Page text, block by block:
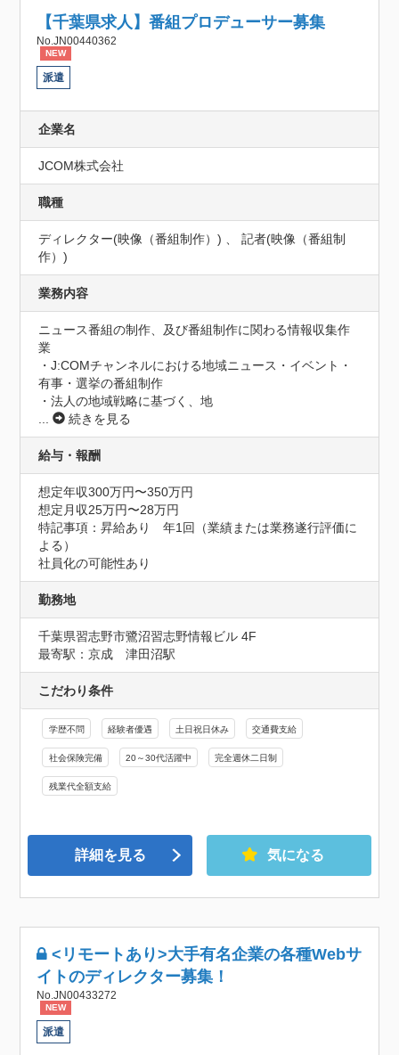
【千葉県求人】番組プロデューサー募集
No.JN00440362
NEW
派遣
企業名
JCOM株式会社
職種
ディレクター(映像（番組制作）) 、 記者(映像（番組制
作）)
業務内容
ニュース番組の制作、及び番組制作に関わる情報収集作
業
・J:COMチャンネルにおける地域ニュース・イベント・
有事・選挙の番組制作
・法人の地域戦略に基づく、地
...
続きを見る
給与・報酬
想定年収300万円〜350万円
想定月収25万円〜28万円
特記事項：昇給あり　年1回（業績または業務遂行評価に
よる）
社員化の可能性あり
勤務地
千葉県習志野市鷺沼習志野情報ビル 4F
最寄駅：京成　津田沼駅
こだわり条件
学歴不問 経験者優遇 土日祝日休み 交通費支給
社会保険完備 20～30代活躍中 完全週休二日制
残業代全額支給
詳細を見る 気になる
<リモートあり>大手有名企業の各種Webサ
イトのディレクター募集！
No.JN00433272
NEW
派遣